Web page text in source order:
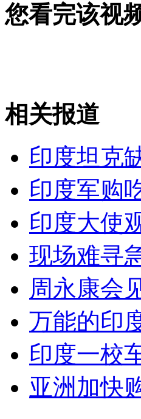
各地掀起绿色祭扫风 鲜花
山西运城恶犬咬伤多人
女孩北京地铁殴打老人
无痛分娩是否安全 医生回
外交部：反对强权政治霸
外交部：有关国家言论片
安徽一实载49人客车翻车
您看完该视
相关报道
印度坦克
印度军购
印度大使
现场难寻
周永康会
万能的印
印度一校
亚洲加快